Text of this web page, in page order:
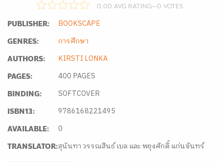
0.00 AVG RATING—0 VOTES
PUBLISHER: BOOKSCAPE
GENRES: การศึกษา
AUTHORS: KIRSTI LONKA
PAGES: 400 PAGES
BINDING: SOFTCOVER
ISBN13: 9786168221495
AVAILABLE: 0
TRANSLATOR:สุนันทา วรรณสินธ์ เบล และ พยุงศักดิ์ แก่นจันทร์